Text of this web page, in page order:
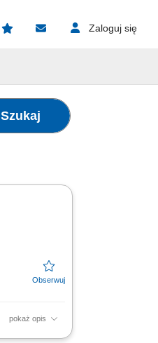
Zaloguj się
Szukaj
pokaż opis